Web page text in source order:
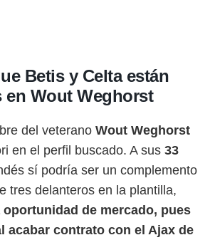
Betis y Celta están
en Wout Weghorst
del veterano Wout Weghorst
en el perfil buscado. A sus 33
sí podría ser un complemento
tres delanteros en la plantilla,
oportunidad de mercado, pues
acabar contrato con el Ajax de